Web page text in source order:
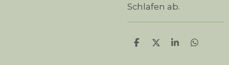
Schlafen ab.
T
T
T
T